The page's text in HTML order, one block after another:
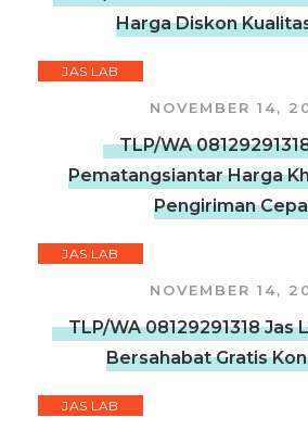
Harga Diskon
JAS LAB
NOVEMBER 14,
TLP/WA
Pematangsiantar Harga
Pengiriman
JAS LAB
NOVEMBER 14,
TLP/WA 08129291318 Jas
Bersahabat Gratis
JAS LAB